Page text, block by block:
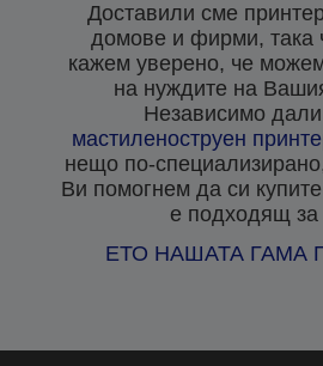
Доставили сме
домове и фирми, така
кажем уверено, че
на нуждите на
Независимо дали
мастиленоструен
нещо по-
Ви помогнем да си
е подходящ за
ЕТО НАШАТА ГАМА